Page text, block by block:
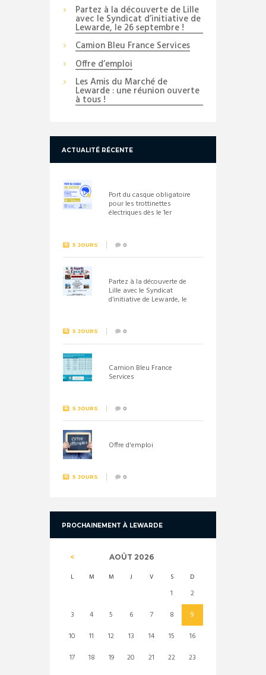
Partez à la découverte de Lille
avec le Syndicat d’initiative de
Lewarde, le 26 septembre !
Camion Bleu France Services
Offre d’emploi
Les Amis du Marché de
Lewarde : une réunion ouverte
à tous !
ACTUALITÉ RÉCENTE
Port du casque obligatoire
pour les trottinettes
électriques dès le 1er
5 JOURS 0
Partez à la découverte de
Lille avec le Syndicat
d’initiative de Lewarde, le
5 JOURS 0
Camion Bleu France
Services
5 JOURS 0
Offre d'emploi
5 JOURS 0
PROCHAINEMENT À LEWARDE
AOÛT 2026
L M M J V S D
1
2
3
4 5 6 7 8
9
10
11 12 13 14 15
16
17
18 19 20 21 22
23